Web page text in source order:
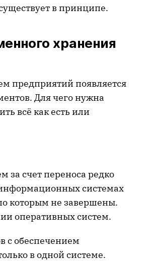
в принципе.
хранения
предприятий появляется
Для чего нужна
всё как есть или
за счет переноса редко
системах
которым не завершены.
оперативных систем.
с обеспечением
в одной системе.